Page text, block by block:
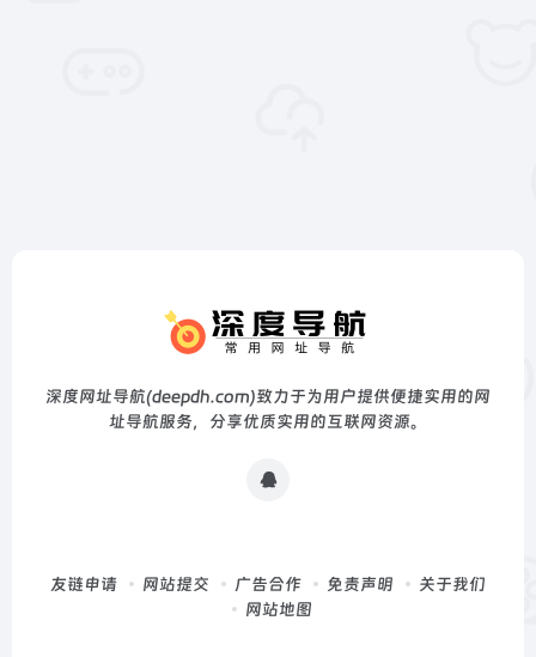
深度网址导航(deepdh.com)致力于为用户提供便捷实用的网
址导航服务，分享优质实用的互联网资源。
友链申请 网站提交 广告合作 免责声明
关于我们
网站地图